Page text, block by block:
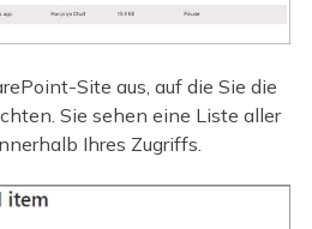
Site aus, auf die Sie die
Sie sehen eine Liste aller
Ihres Zugriffs.